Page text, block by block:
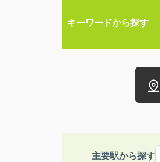
キーワードから探す
主要駅から探す